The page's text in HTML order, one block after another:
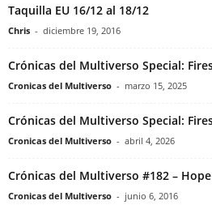
Taquilla EU 16/12 al 18/12
Chris - diciembre 19, 2016
Crónicas del Multiverso Special:
Cronicas del Multiverso - marzo 15, 2025
Crónicas del Multiverso Special:
Cronicas del Multiverso - abril 4, 2026
Crónicas del Multiverso #182 –
Cronicas del Multiverso - junio 6, 2016